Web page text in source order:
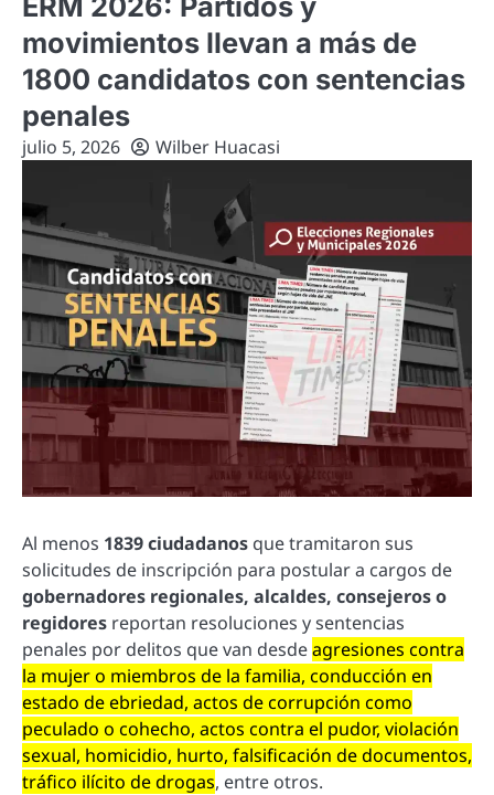
movimientos llevan a más de
1800 candidatos con sentencias
penales
julio 5, 2026 Wilber Huacasi
Al menos 1839 ciudadanos que tramitaron sus
solicitudes de inscripción para postular a cargos de
gobernadores regionales, alcaldes, consejeros o
regidores reportan resoluciones y sentencias
penales por delitos que van desdeagresiones contra
la mujer o miembros de la familia, conducción en
estado de ebriedad, actos de corrupción como
peculado o cohecho, actos contra el pudor, violación
sexual, homicidio, hurto, falsificación de documentos,
tráfico ilícito de drogas, entre otros.